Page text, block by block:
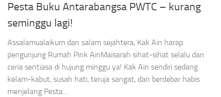
Pesta Buku Antarabangsa PWTC – kurang
seminggu lagi!
Assalamualaikum dan salam sejahtera, Kak Ain harap
pengunjung Rumah Pink AinMaisarah sihat-sihat selalu dan
ceria sentiasa di hujung minggu ya! Kak Ain sendiri sedang
kelam-kabut, susah hati, teruja sangat, dan berdebar habis
menjelang Pesta...